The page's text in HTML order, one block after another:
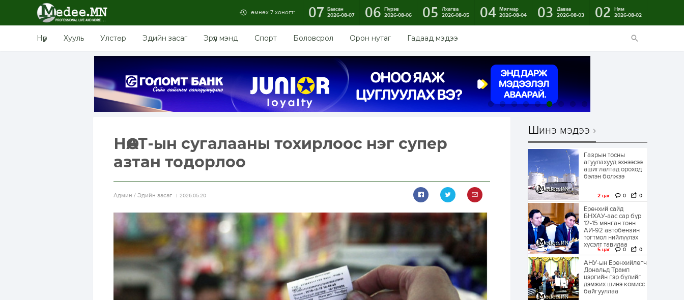
өмнөх 7 хоногт: 07 Баасан
2026-08-07
06 Пүрэв
2026-08-06
05
Лхагва
2026-08-05
04 Мягмар
2026-08-04
03
Даваа
2026-08-03
02
Ням
2026-08-02
Нүүр Хууль Улстөр Эдийн засаг Эрүүл мэнд Спорт Боловсрол Орон нутаг Гадаад мэдээ
НӨАТ-ын сугалааны тохирлоос нэг супер
азтан тодорлоо
Aдмин / Эдийн засаг 2026.05.20
Шинэ мэдээ
Газрын тосны
агуулахууд эхнээсээ
ашиглалтад ороход
бэлэн болжээ
2 цаг 0 0
Ерөнхий сайд
БНХАУ-аас сар бүр
12-15 мянган тонн
АИ-92 автобензин
тогтмол нийлүүлэх
хүсэлт тавилаа
5 цаг 0 0
АНУ-ын Ерөнхийлөгч
Дональд Трамп
цэргийн гэр бүлийг
дэмжих шинэ комисс
байгууллаа